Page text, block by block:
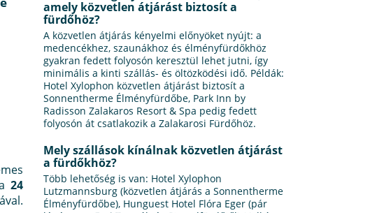
24
amely közvetlen átjárást biztosít a
fürdőhöz?
A közvetlen átjárás kényelmi előnyöket nyújt: a
medencékhez, szaunákhoz és élményfürdőkhöz
gyakran fedett folyosón keresztül lehet jutni, így
minimális a kinti szállás- és öltözködési idő. Példák:
Hotel Xylophon közvetlen átjárást biztosít a
Sonnentherme Élményfürdőbe, Park Inn by
Radisson Zalakaros Resort & Spa pedig fedett
folyosón át csatlakozik a Zalakarosi Fürdőhöz.
Mely szállások kínálnak közvetlen átjárást
a fürdőkhöz?
Több lehetőség is van: Hotel Xylophon
Lutzmannsburg (közvetlen átjárás a Sonnentherme
Élményfürdőbe), Hunguest Hotel Flóra Eger (pár